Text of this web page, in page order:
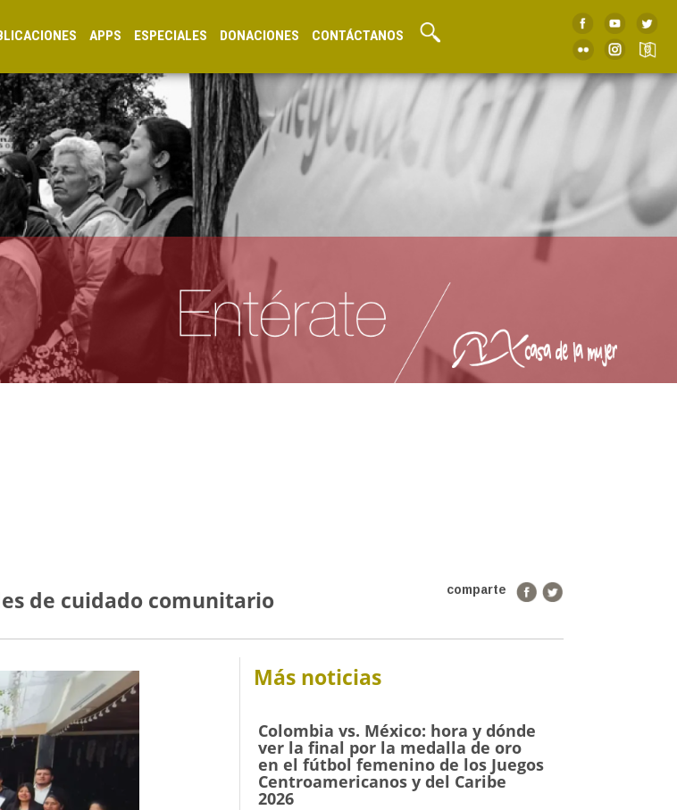
APPS ESPECIALES DONACIONES CONTÁCTANOS
comparte
de cuidado comunitario
Más noticias
Colombia vs. México: hora y dónde
ver la final por la medalla de oro
en el fútbol femenino de los Juegos
Centroamericanos y del Caribe
2026